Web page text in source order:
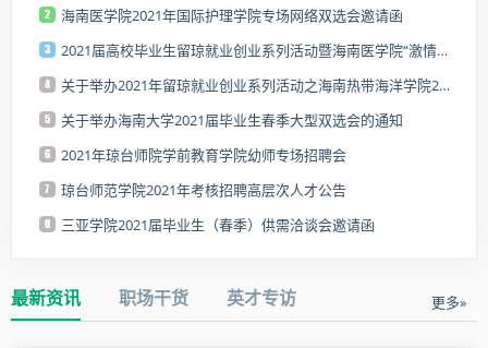
海南医学院2021年国际护理学院专场网络双选会邀请函
2021届高校毕业生留琼就业创业系列活动暨海南医学院“激情之夏”招聘会邀请函
关于举办2021年留琼就业创业系列活动之海南热带海洋学院2021届毕业生夏季供需见面会暨2021年校友企业专场招聘会的公告
关于举办海南大学2021届毕业生春季大型双选会的通知
2021年琼台师院学前教育学院幼师专场招聘会
琼台师范学院2021年考核招聘高层次人才公告
三亚学院2021届毕业生（春季）供需洽谈会邀请函
最新资讯 职场干货 英才专访 更多»